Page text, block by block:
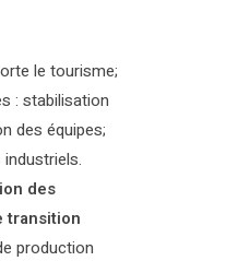
le tourisme;
: stabilisation
des équipes;
des
transition
production